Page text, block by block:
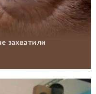
захватили